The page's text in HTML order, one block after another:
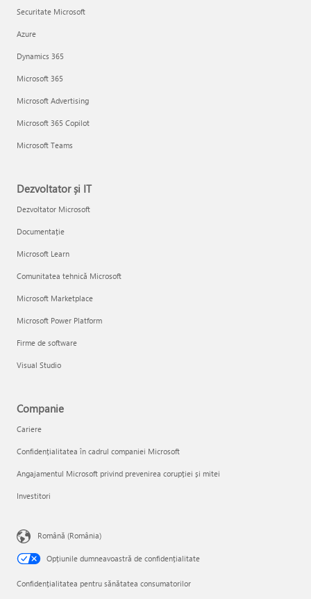
Securitate Microsoft
Azure
Dynamics 365
Microsoft 365
Microsoft Advertising
Microsoft 365 Copilot
Microsoft Teams
Dezvoltator și IT
Dezvoltator Microsoft
Documentație
Microsoft Learn
Comunitatea tehnică Microsoft
Microsoft Marketplace
Microsoft Power Platform
Firme de software
Visual Studio
Companie
Cariere
Confidențialitatea în cadrul companiei Microsoft
Angajamentul Microsoft privind prevenirea corupției și mitei
Investitori
Română (România)
Opțiunile dumneavoastră de confidențialitate
Confidențialitatea pentru sănătatea consumatorilor